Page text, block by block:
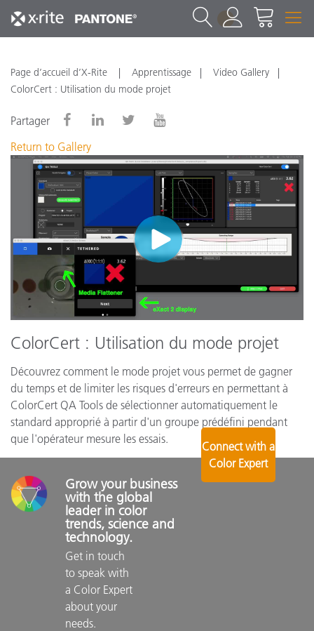
1
Page d’accueil d’X-Rite Apprentissage
Video Gallery
ColorCert : Utilisation du mode projet
Partager
Return to Gallery
ColorCert : Utilisation du mode projet
Découvrez comment le mode projet vous permet de gagner
du temps et de limiter les risques d'erreurs en permettant à
ColorCert QA Tools de sélectionner automatiquement le
standard approprié à partir d'un groupe prédéfini pendant
que l'opérateur mesure les essais.
Grow your business
with the global
leader in color
trends, science and
technology.
Get in touch
to speak with
a Color Expert
about your
needs.
Connect with a
Color Expert